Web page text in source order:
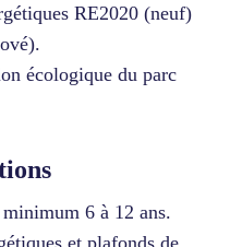
RE2020 (neuf)
écologique du parc
6 à 12 ans.
et plafonds de